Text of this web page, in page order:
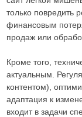
только повредить
финансовым
продаж или
Кроме того,
актуальным.
контентом),
адаптация к
входит в задачи